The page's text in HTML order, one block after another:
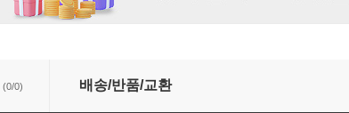
(0/0) 배송/반품/교환